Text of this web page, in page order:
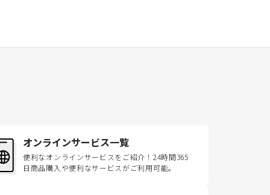
オンラインサービス一覧
便利なオンラインサービスをご紹介！24時間365
日商品購入や便利なサービスがご利用可能。